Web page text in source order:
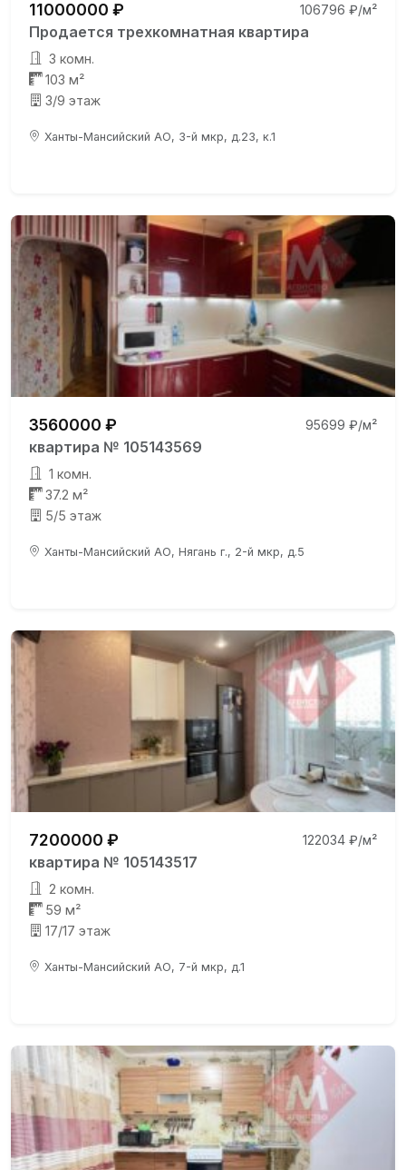
11000000 ₽ 106796 ₽/м²
Продается трехкомнатная квартира
3 комн.
103 м²
3/9 этаж
Ханты-Мансийский АО, 3-й мкр, д.23, к.1
3560000 ₽ 95699 ₽/м²
квартира № 105143569
1 комн.
37.2 м²
5/5 этаж
Ханты-Мансийский АО, Нягань г., 2-й мкр, д.5
7200000 ₽ 122034 ₽/м²
квартира № 105143517
2 комн.
59 м²
17/17 этаж
Ханты-Мансийский АО, 7-й мкр, д.1